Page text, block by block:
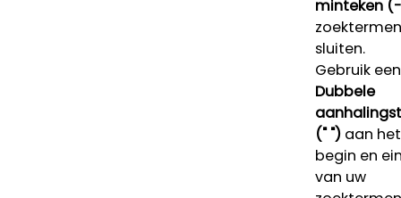
minteken
sluiten.
Gebruik een
Dubbele
(" ")aan het
begin en
van uw